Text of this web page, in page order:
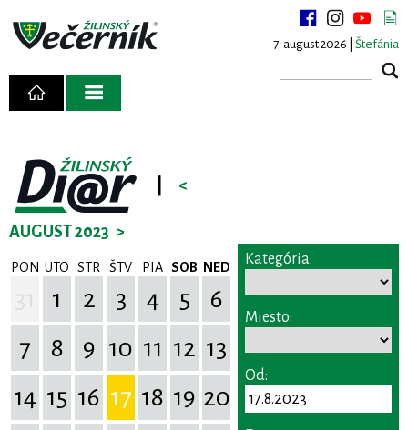
7. august 2026 | Štefánia
<
AUGUST 2023 >
PON UTO STR ŠTV PIA SOB NED
1 2 3 4 5
6
7
8 9 10 11 12 13
14 15 16 17 18 19 20
Kategória:
Miesto:
Od: